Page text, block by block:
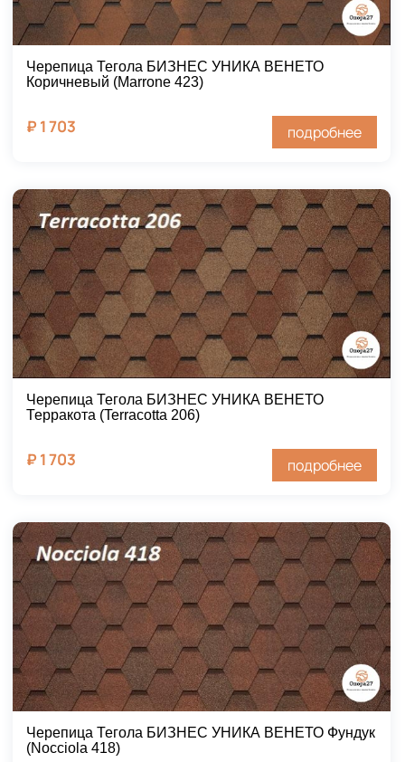
Черепица Тегола БИЗНЕС УНИКА ВЕНЕТО
Коричневый (Marrone 423)
₽ 1 703 подробнее
Черепица Тегола БИЗНЕС УНИКА ВЕНЕТО
Терракота (Terracotta 206)
₽ 1 703 подробнее
Черепица Тегола БИЗНЕС УНИКА ВЕНЕТО Фундук
(Nocciola 418)